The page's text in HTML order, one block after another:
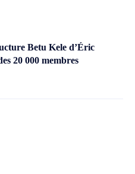
Betu Kele d’Éric
20 000 membres